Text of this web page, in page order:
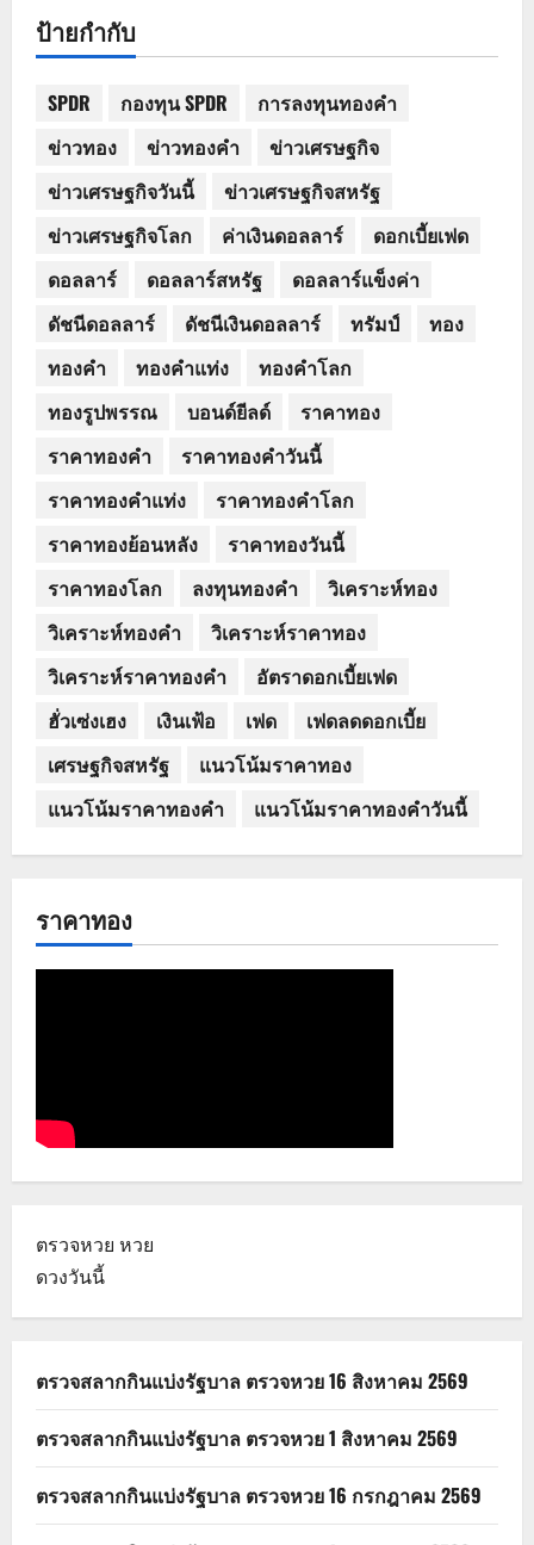
ป้ายกำกับ
SPDR กองทุน SPDR
การลงทุนทองคำ
ข่าวทอง
ข่าวทองคำ
ข่าวเศรษฐกิจ
ข่าวเศรษฐกิจวันนี้
ข่าวเศรษฐกิจสหรัฐ
ข่าวเศรษฐกิจโลก
ค่าเงินดอลลาร์
ดอกเบี้ยเฟด
ดอลลาร์
ดอลลาร์สหรัฐ
ดอลลาร์แข็งค่า
ดัชนีดอลลาร์
ดัชนีเงินดอลลาร์ ทรัมป์
ทอง
ทองคำ
ทองคำแท่ง
ทองคำโลก
ทองรูปพรรณ
บอนด์ยีลด์
ราคาทอง
ราคาทองคำ
ราคาทองคำวันนี้
ราคาทองคำแท่ง
ราคาทองคำโลก
ราคาทองย้อนหลัง
ราคาทองวันนี้
ราคาทองโลก
ลงทุนทองคำ
วิเคราะห์ทอง
วิเคราะห์ทองคำ
วิเคราะห์ราคาทอง
วิเคราะห์ราคาทองคำ
อัตราดอกเบี้ยเฟด
ฮั่วเซ่งเฮง
เงินเฟ้อ เฟด
เฟดลดดอกเบี้ย
เศรษฐกิจสหรัฐ
แนวโน้มราคาทอง
แนวโน้มราคาทองคำ
แนวโน้มราคาทองคำวันนี้
ราคาทอง
ตรวจหวย หวย
ดวงวันนี้
ตรวจสลากกินแบ่งรัฐบาล ตรวจหวย 16 สิงหาคม 2569
ตรวจสลากกินแบ่งรัฐบาล ตรวจหวย 1 สิงหาคม 2569
ตรวจสลากกินแบ่งรัฐบาล ตรวจหวย 16 กรกฎาคม 2569